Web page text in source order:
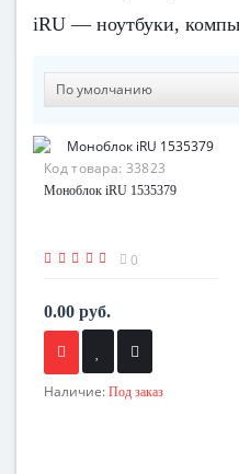
iRU — ноутбуки,
Код товара: 33823
Моноблок iRU 1535379
0
0.00 руб.
Наличие: Под заказ